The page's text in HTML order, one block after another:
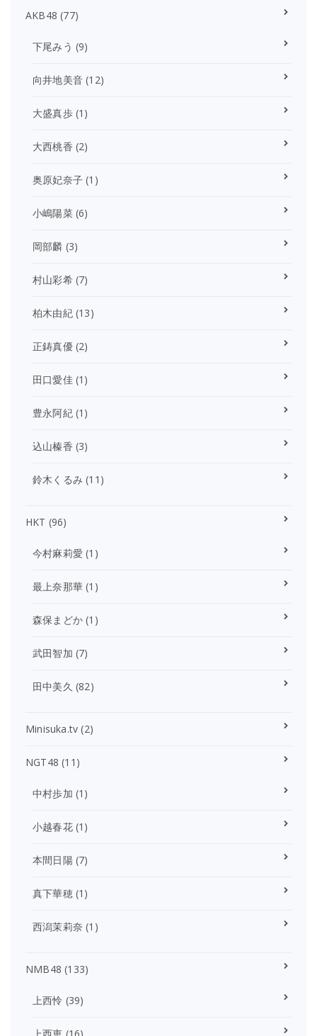
AKB48 (77)
下尾みう (9)
向井地美音 (12)
大盛真歩(1)
大西桃香 (2)
奥原妃奈子 (1)
小嶋陽菜(6)
岡部麟 (3)
村山彩希(7)
柏木由紀(13)
正鋳真優(2)
田口愛佳(1)
豊永阿紀(1)
込山榛香 (3)
鈴木くるみ (11)
HKT (96)
今村麻莉愛 (1)
最上奈那華 (1)
森保まどか (1)
武田智加 (7)
田中美久 (82)
Minisuka.tv (2)
NGT48 (11)
中村歩加 (1)
小越春花(1)
本間日陽(7)
真下華穂(1)
西潟茉莉奈 (1)
NMB48 (133)
上西怜 (39)